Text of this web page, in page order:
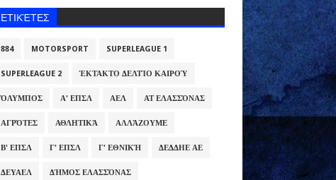
ΕΤΙΚΈΤΕΣ
884 MOTORSPORT SUPERLEAGUE 1
SUPERLEAGUE 2 ΈΚΤΑΚΤΟ ΔΕΛΤΊΟ ΚΑΙΡΟΎ
ΌΛΥΜΠΟΣ Α' ΕΠΣΛ ΑΕΛ ΑΤ ΕΛΑΣΣΌΝΑΣ
ΑΓΡΌΤΕΣ ΑΘΛΗΤΙΚΆ ΑΛΛΆΖΟΥΜΕ
Β' ΕΠΣΛ Γ' ΕΠΣΛ Γ' ΕΘΝΙΚΉ ΔΕΔΔΗΕ ΑΕ
ΔΕΥΑΕΛ ΔΉΜΟΣ ΕΛΑΣΣΌΝΑΣ